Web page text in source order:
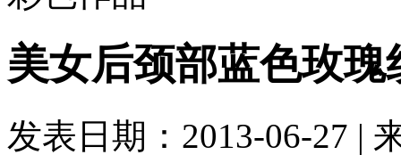
美女后颈部蓝色玫
发表日期：2013-06-27 |